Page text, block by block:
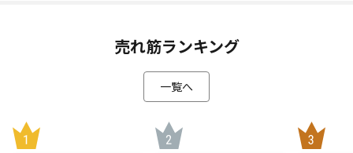
売れ筋ランキング
一覧へ